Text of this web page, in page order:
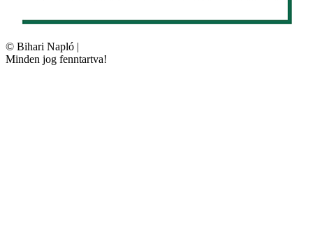
© Bihari Napló |
Minden jog fenntartva!